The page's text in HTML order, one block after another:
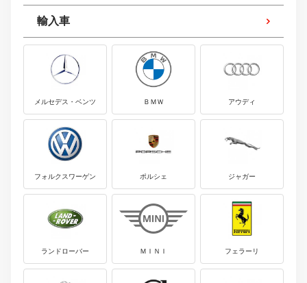
輸入車
メルセデス・ベンツ ＢＭＷ アウディ
フォルクスワーゲン ポルシェ ジャガー
ランドローバー ＭＩＮＩ フェラーリ